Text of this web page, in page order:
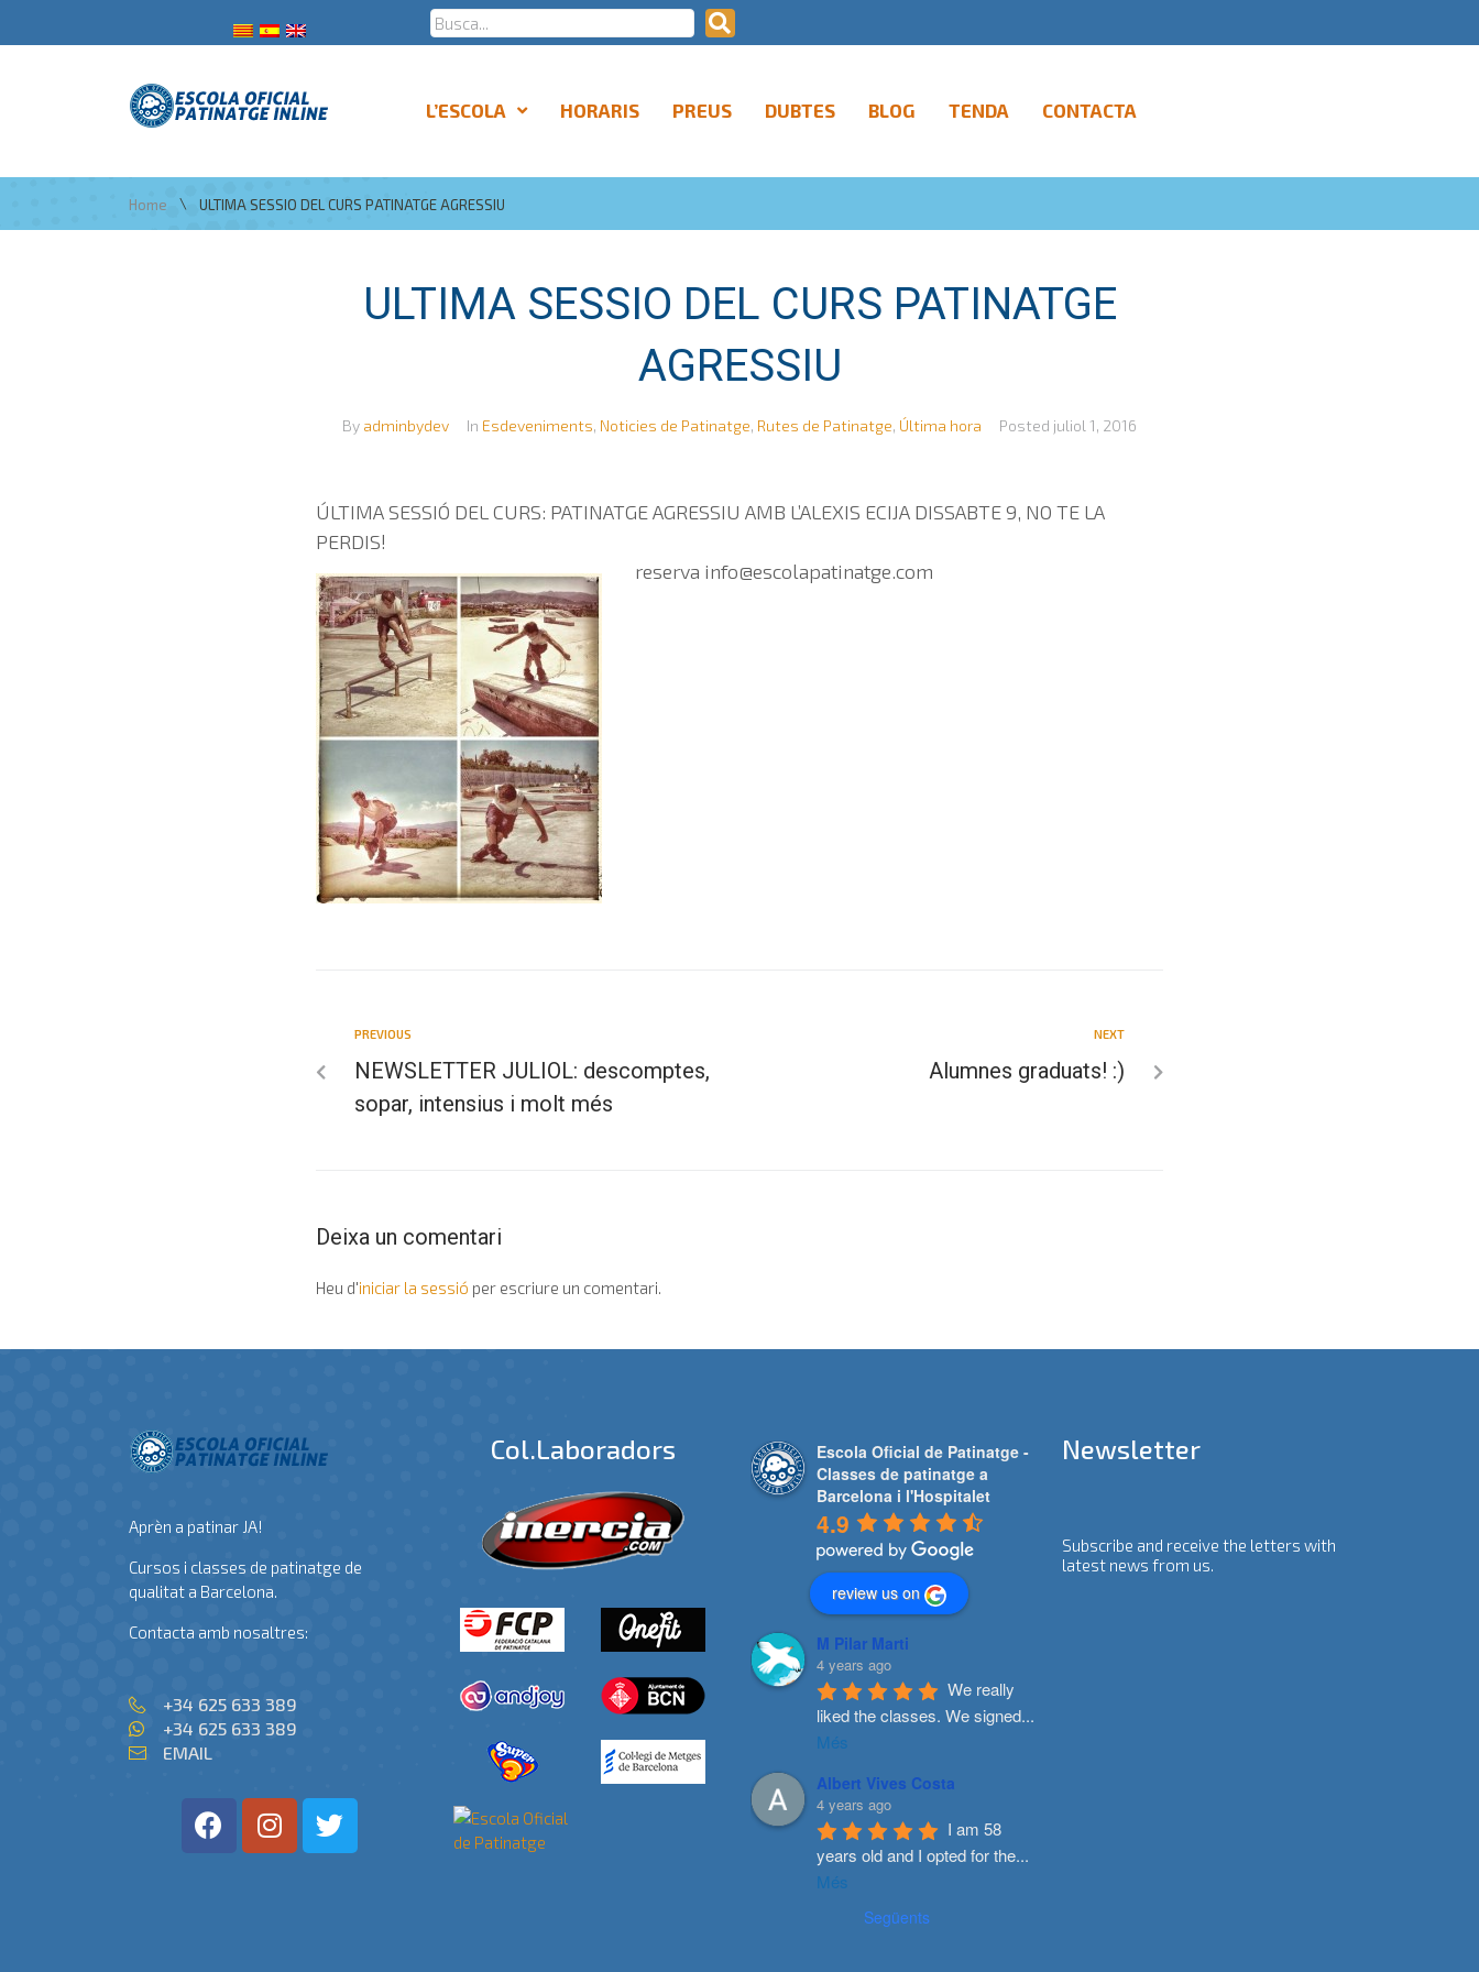
L’ESCOLA HORARIS PREUS DUBTES BLOG TENDA CONTACTA
Home \ ULTIMA SESSIO DEL CURS PATINATGE AGRESSIU
ULTIMA SESSIO DEL CURS PATINATGE
AGRESSIU
By adminbydev In Esdeveniments, Noticies de Patinatge, Rutes de Patinatge, Última hora Posted juliol 1, 2016
ÚLTIMA SESSIÓ DEL CURS: PATINATGE AGRESSIU AMB L’ALEXIS ECIJA DISSABTE 9, NO TE LA
PERDIS!
reserva info@escolapatinatge.com
PREVIOUS
NEWSLETTER JULIOL: descomptes,
sopar, intensius i molt més
NEXT
Alumnes graduats! :)
Deixa un comentari
Heu d'iniciar la sessió per escriure un comentari.
Aprèn a patinar JA!
Cursos i classes de patinatge de
qualitat a Barcelona.
Contacta amb nosaltres:
+34 625 633 389
+34 625 633 389
EMAIL
Col.laboradors
Escola Oficial de Patinatge -
Classes de patinatge a
Barcelona i l'Hospitalet
4.9
review us on
M Pilar Marti
4 years ago
We really
liked the classes. We signed...
Més
Albert Vives Costa
4 years ago
I am 58
years old and I opted for the...
Més
Següents
Newsletter
Subscribe and receive the letters with
latest news from us.